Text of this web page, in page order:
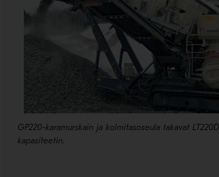
GP220-karamurskain ja kolmitasoseula takavat
kapasiteetin.